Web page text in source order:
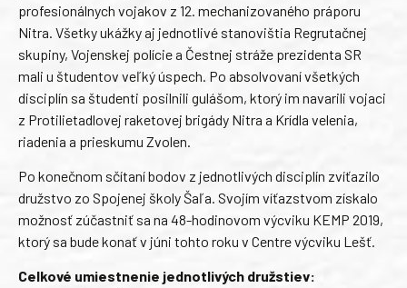
profesionálnych vojakov z 12. mechanizovaného práporu
Nitra. Všetky ukážky aj jednotlivé stanovištia Regrutačnej
skupiny, Vojenskej polície a Čestnej stráže prezidenta SR
mali u študentov veľký úspech. Po absolvovaní všetkých
disciplín sa študenti posilnili gulášom, ktorý im navarili vojaci
z Protilietadlovej raketovej brigády Nitra a Krídla velenia,
riadenia a prieskumu Zvolen.
Po konečnom sčítaní bodov z jednotlivých disciplín zvíťazilo
družstvo zo Spojenej školy Šaľa. Svojím víťazstvom získalo
možnosť zúčastniť sa na 48-hodinovom výcviku KEMP 2019,
ktorý sa bude konať v júni tohto roku v Centre výcviku Lešť.
Celkové umiestnenie jednotlivých družstiev: